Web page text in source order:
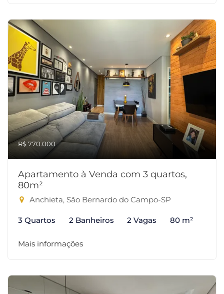
R$ 770.000
Apartamento à Venda com 3 quartos,
80m²
Anchieta, São Bernardo do Campo-SP
3 Quartos 2 Banheiros 2 Vagas 80 m²
Mais informações